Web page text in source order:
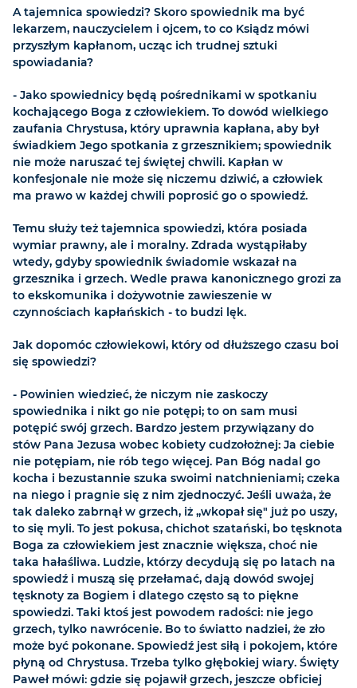
A tajemnica spowiedzi? Skoro spowiednik ma być
lekarzem, nauczycielem i ojcem, to co Ksiądz mówi
przyszłym kapłanom, ucząc ich trudnej sztuki
spowiadania?
- Jako spowiednicy będą pośrednikami w spotkaniu
kochającego Boga z człowiekiem. To dowód wielkiego
zaufania Chrystusa, który uprawnia kapłana, aby był
świadkiem Jego spotkania z grzesznikiem; spowiednik
nie może naruszać tej świętej chwili. Kapłan w
konfesjonale nie może się niczemu dziwić, a człowiek
ma prawo w każdej chwili poprosić go o spowiedź.
Temu służy też tajemnica spowiedzi, która posiada
wymiar prawny, ale i moralny. Zdrada wystąpiłaby
wtedy, gdyby spowiednik świadomie wskazał na
grzesznika i grzech. Wedle prawa kanonicznego grozi za
to ekskomunika i dożywotnie zawieszenie w
czynnościach kapłańskich - to budzi lęk.
Jak dopomóc człowiekowi, który od dłuższego czasu boi
się spowiedzi?
- Powinien wiedzieć, że niczym nie zaskoczy
spowiednika i nikt go nie potępi; to on sam musi
potępić swój grzech. Bardzo jestem przywiązany do
stów Pana Jezusa wobec kobiety cudzołożnej: Ja ciebie
nie potępiam, nie rób tego więcej. Pan Bóg nadal go
kocha i bezustannie szuka swoimi natchnieniami; czeka
na niego i pragnie się z nim zjednoczyć. Jeśli uważa, że
tak daleko zabrnął w grzech, iż „wkopał się" już po uszy,
to się myli. To jest pokusa, chichot szatański, bo tęsknota
Boga za człowiekiem jest znacznie większa, choć nie
taka hałaśliwa. Ludzie, którzy decydują się po latach na
spowiedź i muszą się przełamać, dają dowód swojej
tęsknoty za Bogiem i dlatego często są to piękne
spowiedzi. Taki ktoś jest powodem radości: nie jego
grzech, tylko nawrócenie. Bo to światto nadziei, że zło
może być pokonane. Spowiedź jest siłą i pokojem, które
płyną od Chrystusa. Trzeba tylko głębokiej wiary. Święty
Paweł mówi: gdzie się pojawił grzech, jeszcze obficiej